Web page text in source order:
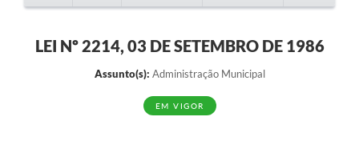
Coronavírus
Serviços Online
LEI Nº 2214, 03 DE SETEMBRO DE 1986
Assunto(s): Administração Municipal
EM VIGOR